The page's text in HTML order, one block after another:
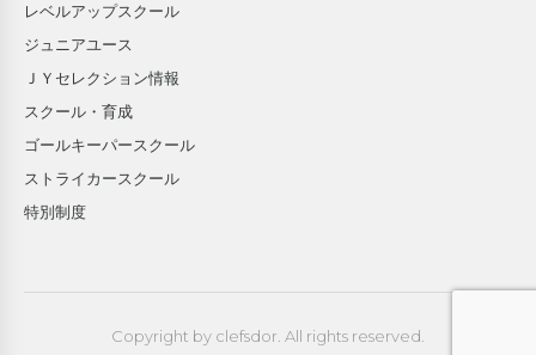
レベルアップスクール
ジュニアユース
ＪＹセレクション情報
スクール・育成
ゴールキーパースクール
ストライカースクール
特別制度
Copyright by clefsdor. All rights reserved.